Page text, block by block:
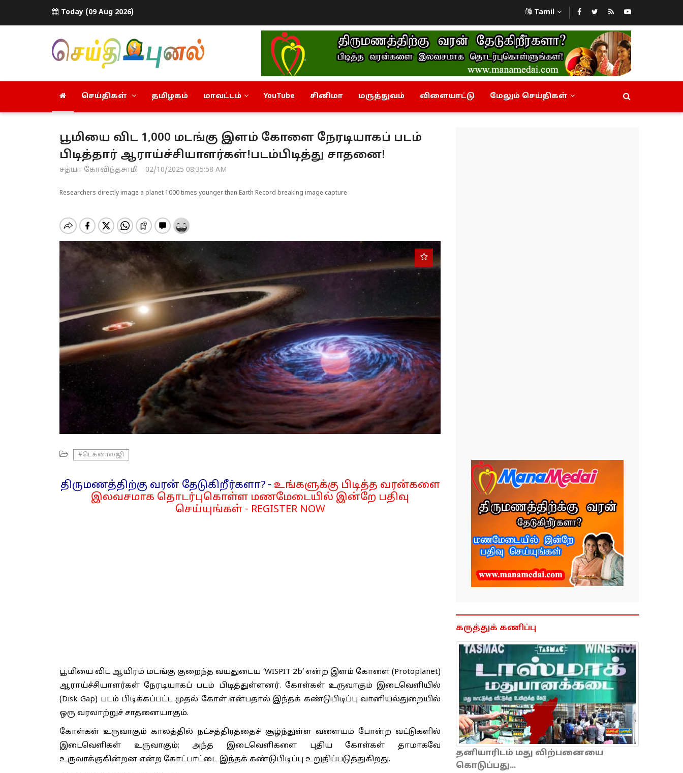
Today (09 Aug 2026) Tamil
செய்திகள் தமிழகம் மாவட்டம் YouTube சினிமா மருத்துவம் விளையாட்டு மேலும் செய்திகள்
பூமியை விட 1,000 மடங்கு இளம் கோளை நேரடியாகப் படம்
பிடித்தார் ஆராய்ச்சியாளர்கள்!படம்பிடித்து சாதனை!
சத்யா கோவிந்தசாமி 02/10/2025 08:35:58 AM
Researchers directly image a planet 1000 times younger than Earth Record breaking image capture
#டெக்னாலஜி
திருமணத்திற்கு வரன் தேடுகிறீர்களா? - உங்களுக்கு பிடித்த வரன்களை
இலவசமாக தொடர்புகொள்ள மணமேடையில் இன்றே பதிவு
செய்யுங்கள் - REGISTER NOW
பூமியை விட ஆயிரம் மடங்கு குறைந்த வயதுடைய ‘WISPIT 2b’ என்ற இளம் கோளை (Protoplanet)
ஆராய்ச்சியாளர்கள் நேரடியாகப் படம் பிடித்துள்ளனர். கோள்கள் உருவாகும் இடைவெளியில்
(Disk Gap) படம் பிடிக்கப்பட்ட முதல் கோள் என்பதால் இந்தக் கண்டுபிடிப்பு வானியல்துறையில்
ஒரு வரலாற்றுச் சாதனையாகும்.
கோள்கள் உருவாகும் காலத்தில் நட்சத்திரத்தைச் சூழ்ந்துள்ள வளையம் போன்ற வட்டுகளில்
இடைவெளிகள் உருவாகும்; அந்த இடைவெளிகளை புதிய கோள்கள் தாமாகவே
உருவாக்குகின்றன என்ற கோட்பாட்டை இந்தக் கண்டுபிடிப்பு உறுதிப்படுத்துகிறது.
கருத்துக் கணிப்பு
தனியாரிடம் மது விற்பனையை
கொடுப்பது...